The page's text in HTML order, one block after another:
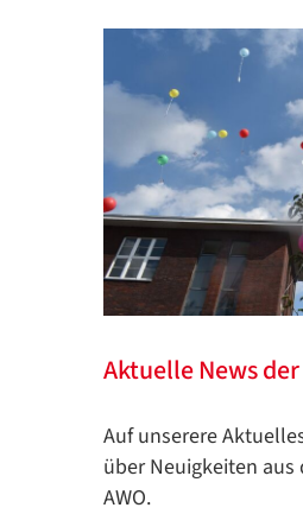
Aktuelle News der
Auf unserere
über Neuigkeiten aus
AWO.